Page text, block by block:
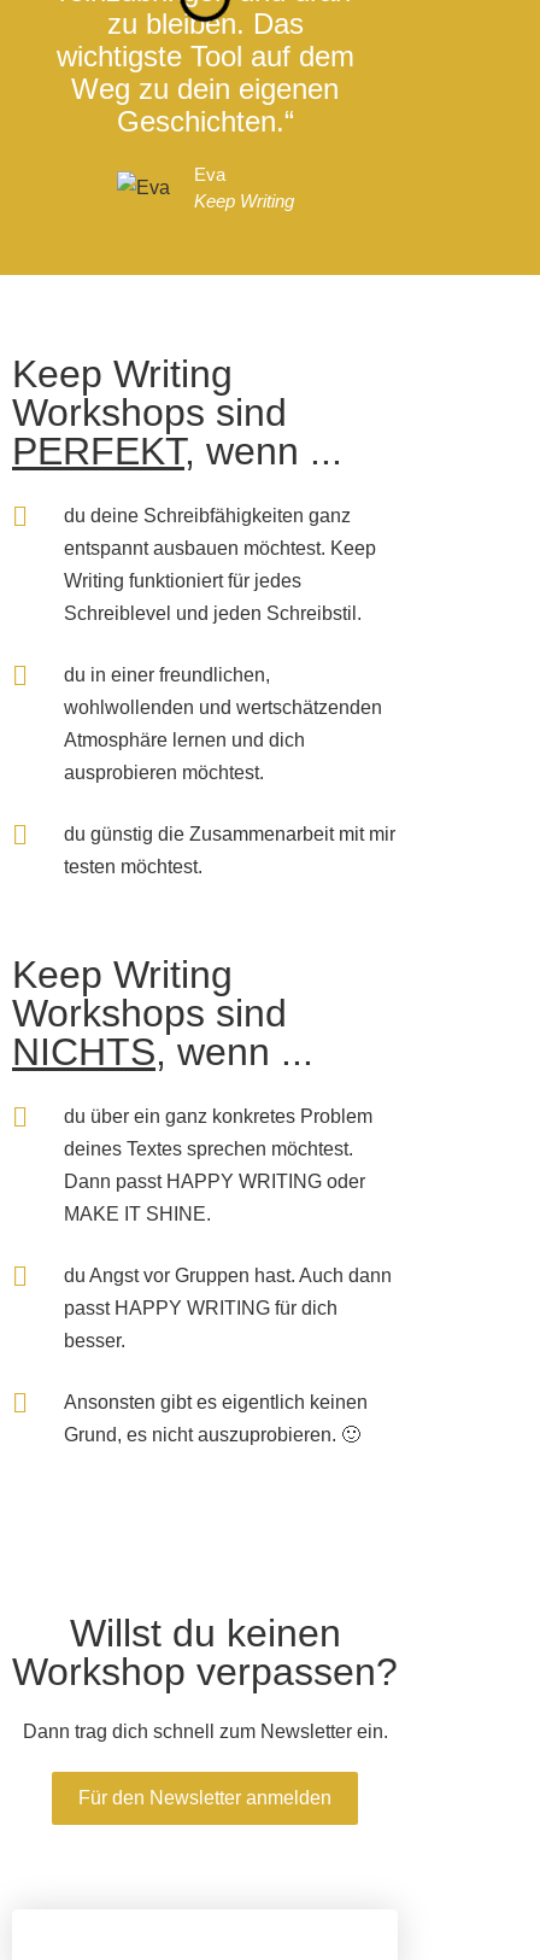
zu bleiben. Das
wichtigste Tool auf dem
Weg zu dein eigenen
Geschichten.“
Eva
Keep Writing
Keep Writing
Workshops sind
PERFEKT, wenn ...
du deine Schreibfähigkeiten ganz
entspannt ausbauen möchtest. Keep
Writing funktioniert für jedes
Schreiblevel und jeden Schreibstil.
du in einer freundlichen,
wohlwollenden und wertschätzenden
Atmosphäre lernen und dich
ausprobieren möchtest.
du günstig die Zusammenarbeit mit mir
testen möchtest.
Keep Writing
Workshops sind
NICHTS, wenn ...
du über ein ganz konkretes Problem
deines Textes sprechen möchtest.
Dann passt HAPPY WRITING oder
MAKE IT SHINE.
du Angst vor Gruppen hast. Auch dann
passt HAPPY WRITING für dich
besser.
Ansonsten gibt es eigentlich keinen
Grund, es nicht auszuprobieren. 🙂
Willst du keinen
Workshop verpassen?
Dann trag dich schnell zum Newsletter ein.
Für den Newsletter anmelden